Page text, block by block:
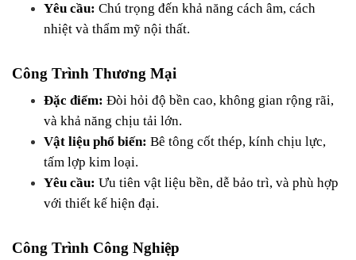
Yêu cầu: Chú trọng đến khả năng cách âm, cách
nhiệt và thẩm mỹ nội thất.
Công Trình Thương Mại
Đặc điểm: Đòi hỏi độ bền cao, không gian rộng rãi,
và khả năng chịu tải lớn.
Vật liệu phổ biến: Bê tông cốt thép, kính chịu lực,
tấm lợp kim loại.
Yêu cầu: Ưu tiên vật liệu bền, dễ bảo trì, và phù hợp
với thiết kế hiện đại.
Công Trình Công Nghiệp